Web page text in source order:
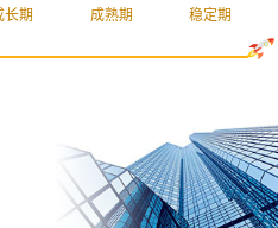
长期 成熟期 稳定期